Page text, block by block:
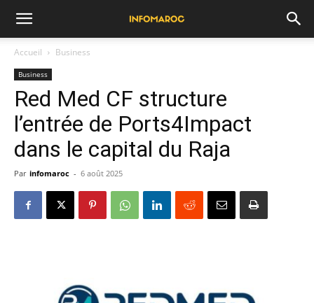
Accueil Business
Business
Red Med CF structure
l’entrée de Ports4Impact
dans le capital du Raja
Par infomaroc - 6 août 2025